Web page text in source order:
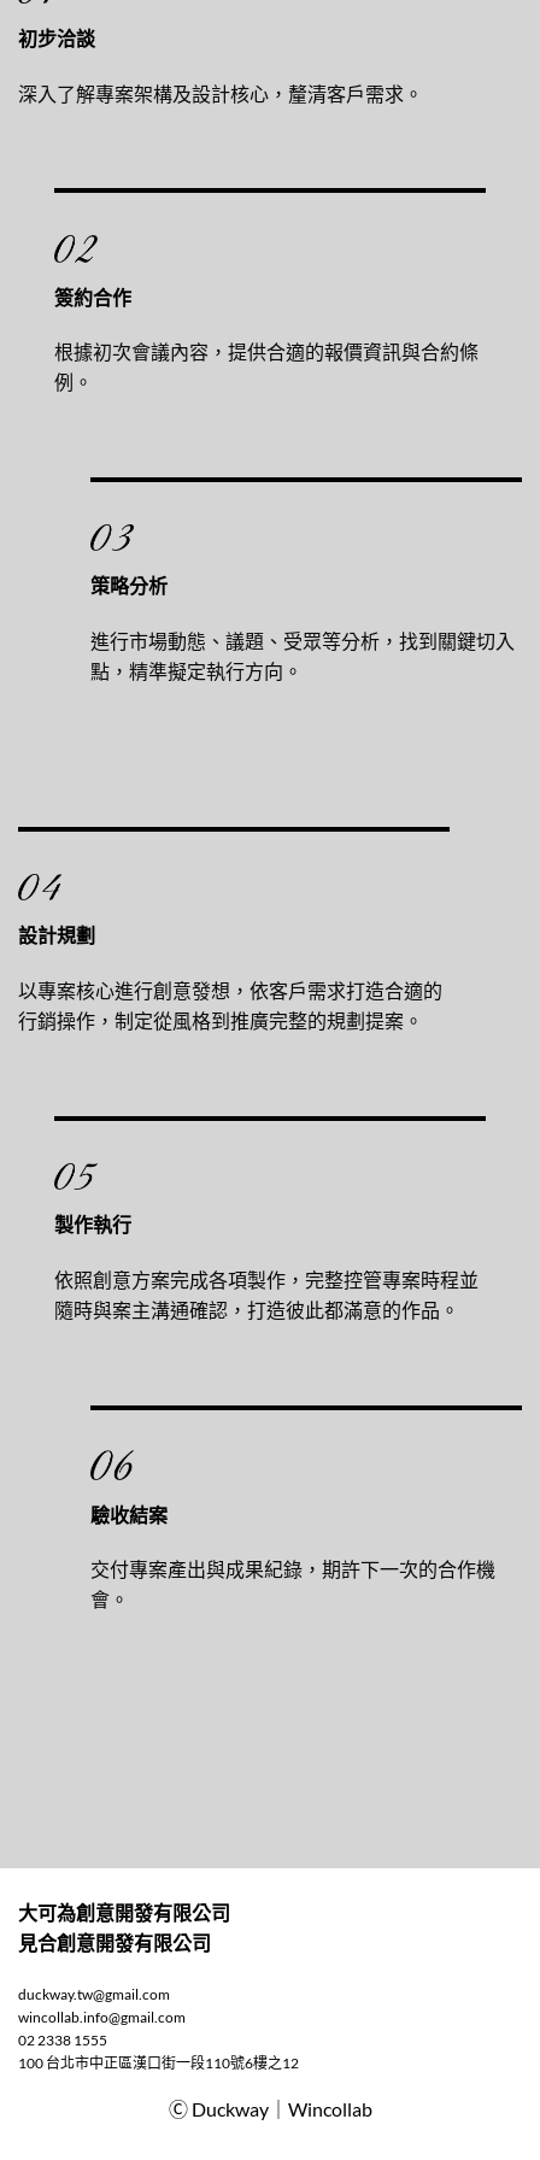
初步洽談
深入了解專案架構及設計核心，釐清客戶需求。
簽約合作
根據初次會議內容，提供合適的報價資訊與合約條
例。
策略分析
進行市場動態、議題、受眾等分析，找到關鍵切入
點，精準擬定執行方向。
設計規劃
以專案核心進行創意發想，依客戶需求打造合適的
行銷操作，制定從風格到推廣完整的規劃提案。
製作執行
依照創意方案完成各項製作，完整控管專案時程並
隨時與案主溝通確認，打造彼此都滿意的作品。
驗收結案
交付專案產出與成果紀錄，期許下一次的合作機
會。
大可為創意開發有限公司
見合創意開發有限公司
duckway.tw@gmail.com
wincollab.info@gmail.com
02 2338 1555
100 台北市中正區漢口街一段110號6樓之12
Ⓒ Duckway｜Wincollab